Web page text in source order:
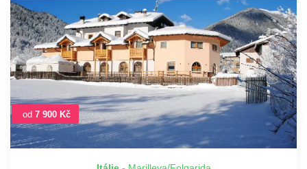
od 7 900 Kč